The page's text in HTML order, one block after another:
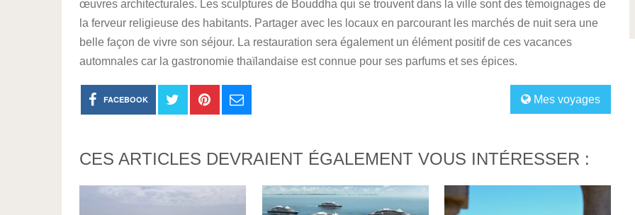
œuvres architecturales. Les sculptures de Bouddha qui se trouvent dans la ville sont des témoignages de
la ferveur religieuse des habitants. Partager avec les locaux en parcourant les marchés de nuit sera une
belle façon de vivre son séjour. La restauration sera également un élément positif de ces vacances
automnales car la gastronomie thaïlandaise est connue pour ses parfums et ses épices.
Mes voyages
FACEBOOK
CES ARTICLES DEVRAIENT ÉGALEMENT VOUS INTÉRESSER :